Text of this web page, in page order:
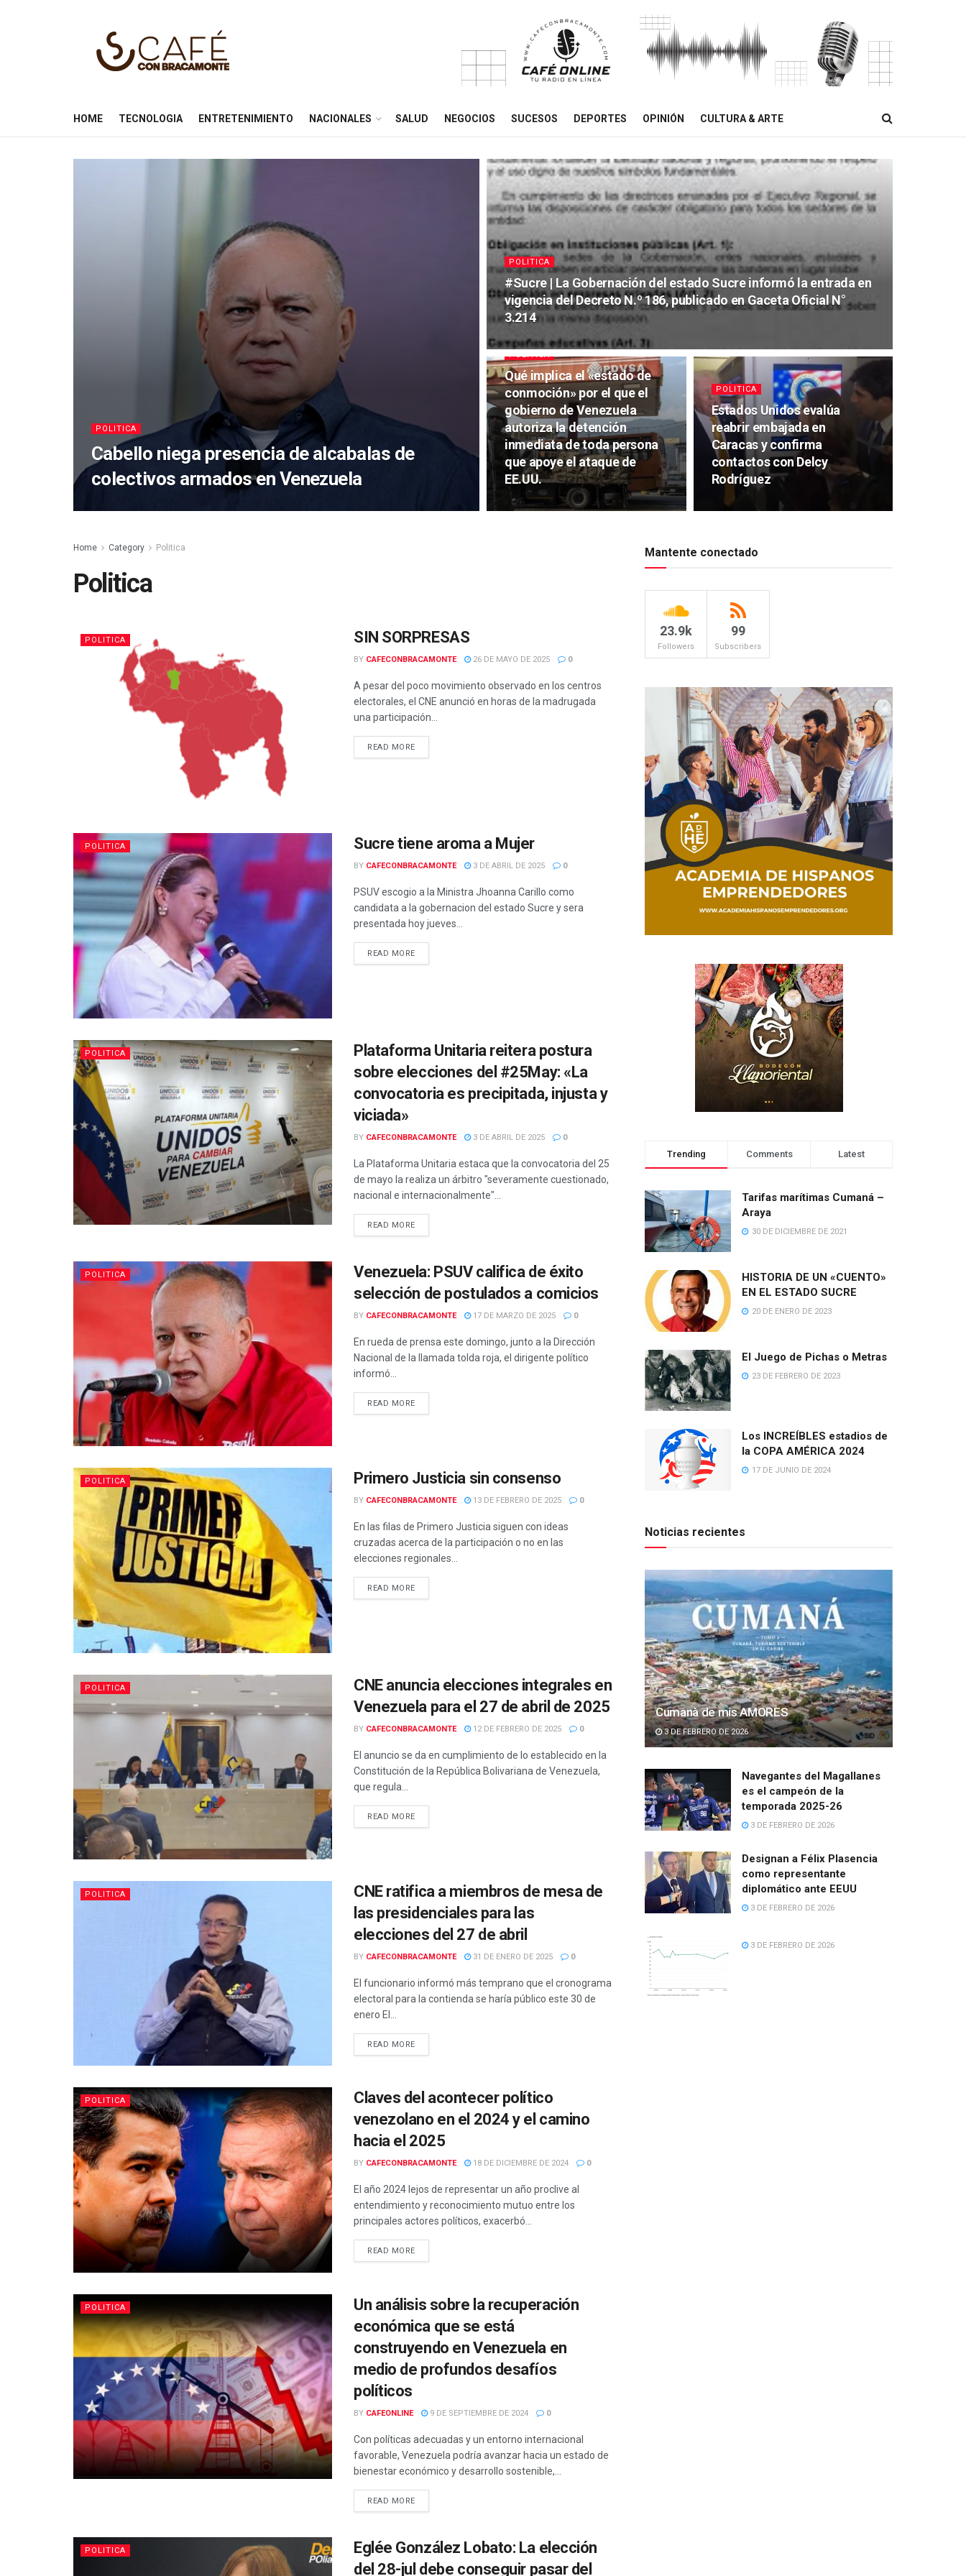
HOME TECNOLOGIA ENTRETENIMIENTO NACIONALES SALUD NEGOCIOS SUCESOS DEPORTES OPINIÓN CULTURA & ARTE
POLITICA
Cabello niega presencia de alcabalas de
colectivos armados en Venezuela
POLITICA
#Sucre | La Gobernación del estado Sucre informó la entrada en
vigencia del Decreto N.º 186, publicado en Gaceta Oficial N°
3.214
POLITICA
Qué implica el «estado de
conmoción» por el que el
gobierno de Venezuela
autoriza la detención
inmediata de toda persona
que apoye el ataque de
EE.UU.
POLITICA
Estados Unidos evalúa
reabrir embajada en
Caracas y confirma
contactos con Delcy
Rodríguez
Home Category Politica
Politica
POLITICA SIN SORPRESAS
BY CAFECONBRACAMONTE 26 DE MAYO DE 2025 0
A pesar del poco movimiento observado en los centros
electorales, el CNE anunció en horas de la madrugada
una participación...
READ MORE
POLITICA Sucre tiene aroma a Mujer
BY CAFECONBRACAMONTE 3 DE ABRIL DE 2025 0
PSUV escogio a la Ministra Jhoanna Carillo como
candidata a la gobernacion del estado Sucre y sera
presentada hoy jueves...
READ MORE
POLITICA
Plataforma Unitaria reitera postura
sobre elecciones del #25May: «La
convocatoria es precipitada, injusta y
viciada»
BY CAFECONBRACAMONTE 3 DE ABRIL DE 2025 0
La Plataforma Unitaria estaca que la convocatoria del 25
de mayo la realiza un árbitro "severamente cuestionado,
nacional e internacionalmente"...
READ MORE
POLITICA
Venezuela: PSUV califica de éxito
selección de postulados a comicios
BY CAFECONBRACAMONTE 17 DE MARZO DE 2025 0
En rueda de prensa este domingo, junto a la Dirección
Nacional de la llamada tolda roja, el dirigente político
informó...
READ MORE
POLITICA Primero Justicia sin consenso
BY CAFECONBRACAMONTE 13 DE FEBRERO DE 2025 0
En las filas de Primero Justicia siguen con ideas
cruzadas acerca de la participación o no en las
elecciones regionales...
READ MORE
POLITICA
CNE anuncia elecciones integrales en
Venezuela para el 27 de abril de 2025
BY CAFECONBRACAMONTE 12 DE FEBRERO DE 2025 0
El anuncio se da en cumplimiento de lo establecido en la
Constitución de la República Bolivariana de Venezuela,
que regula...
READ MORE
POLITICA
CNE ratifica a miembros de mesa de
las presidenciales para las
elecciones del 27 de abril
BY CAFECONBRACAMONTE 31 DE ENERO DE 2025 0
El funcionario informó más temprano que el cronograma
electoral para la contienda se haría público este 30 de
enero El...
READ MORE
POLITICA
Claves del acontecer político
venezolano en el 2024 y el camino
hacia el 2025
BY CAFECONBRACAMONTE 18 DE DICIEMBRE DE 2024 0
El año 2024 lejos de representar un año proclive al
entendimiento y reconocimiento mutuo entre los
principales actores políticos, exacerbó...
READ MORE
POLITICA
Un análisis sobre la recuperación
económica que se está
construyendo en Venezuela en
medio de profundos desafíos
políticos
BY CAFEONLINE 9 DE SEPTIEMBRE DE 2024 0
Con políticas adecuadas y un entorno internacional
favorable, Venezuela podría avanzar hacia un estado de
bienestar económico y desarrollo sostenible,...
READ MORE
POLITICA
Eglée González Lobato: La elección
del 28-jul debe conseguir pasar del
Mantente conectado
23.9k
Followers
99
Subscribers
Trending Comments Latest
Tarifas marítimas Cumaná –
Araya
30 DE DICIEMBRE DE 2021
HISTORIA DE UN «CUENTO»
EN EL ESTADO SUCRE
20 DE ENERO DE 2023
El Juego de Pichas o Metras
23 DE FEBRERO DE 2023
Los INCREÍBLES estadios de
la COPA AMÉRICA 2024
17 DE JUNIO DE 2024
Noticias recientes
Cumanà de mis AMORES
3 DE FEBRERO DE 2026
Navegantes del Magallanes
es el campeón de la
temporada 2025-26
3 DE FEBRERO DE 2026
Designan a Félix Plasencia
como representante
diplomático ante EEUU
3 DE FEBRERO DE 2026
3 DE FEBRERO DE 2026